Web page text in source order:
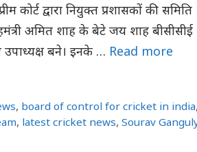
कोर्ट द्वारा नियुक्त प्रशासकों की समिति
अमित शाह के बेटे जय शाह बीसीसीई
उपाध्यक्ष बने। इनके … Read more
, board of control for cricket in india,
, latest cricket news, Sourav